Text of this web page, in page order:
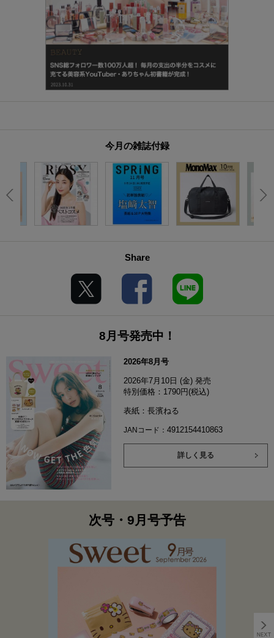
今月の雑誌付録
Share
8月号発売中！
2026年8月号
2026年7月10日 (金) 発売
特別価格：1790円(税込)
表紙：長濱ねる
JANコード： 4912154410863
詳しく見る
次号・9月号予告